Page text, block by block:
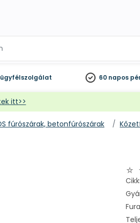
ügyfélszolgálat 60 napos
itt>>
fúrószárak, betonfúrószárak